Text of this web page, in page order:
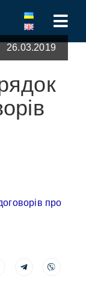
26.03.2019